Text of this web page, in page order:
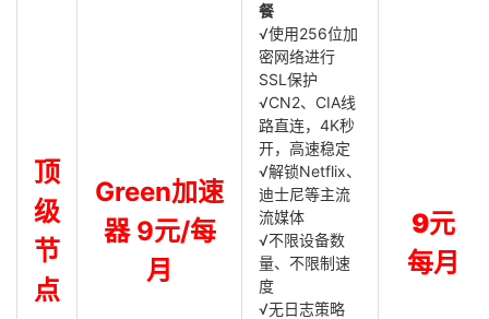
顶
级
节
点
Green加速
器 9元/每
月
餐
√使用256位加
密网络进行
SSL保护
√CN2、CIA线
路直连，4K秒
开，高速稳定
√解锁Netflix、
迪士尼等主流
流媒体
√不限设备数
量、不限制速
度
√无日志策略
9元
每月